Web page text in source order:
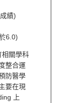
績)
6.0)
相關學科
整合運
防醫學
要在現
上